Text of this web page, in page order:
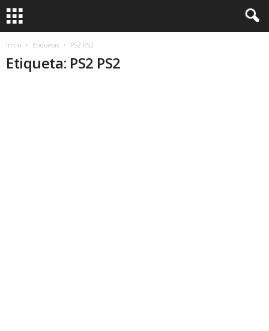
Inicio Etiquetas PS2 PS2
Etiqueta: PS2 PS2